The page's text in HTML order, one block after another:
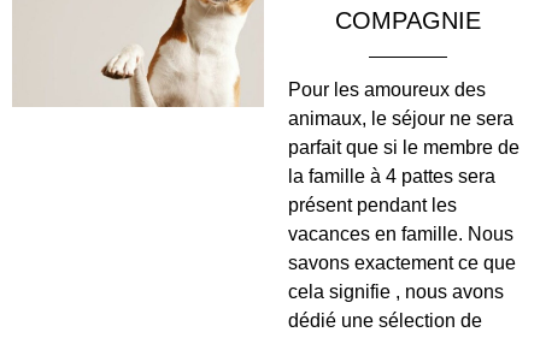
COMPAGNIE
Pour les amoureux des
animaux, le séjour ne sera
parfait que si le membre de
la famille à 4 pattes sera
présent pendant les
vacances en famille. Nous
savons exactement ce que
cela signifie , nous avons
dédié une sélection de